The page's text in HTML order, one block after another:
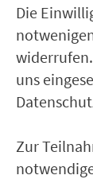
VGN
Die
uns
Zur